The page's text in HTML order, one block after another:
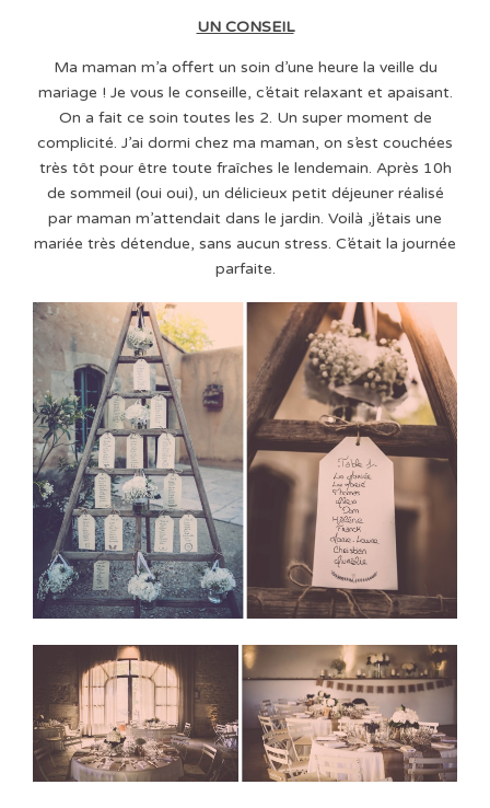
UN CONSEIL
Ma maman m’a offert un soin d’une heure la veille du
mariage ! Je vous le conseille, c’était relaxant et apaisant.
On a fait ce soin toutes les 2. Un super moment de
complicité. J’ai dormi chez ma maman, on s’est couchées
très tôt pour être toute fraîches le lendemain. Après 10h
de sommeil (oui oui), un délicieux petit déjeuner réalisé
par maman m’attendait dans le jardin. Voilà ,j’étais une
mariée très détendue, sans aucun stress. C’était la journée
parfaite.